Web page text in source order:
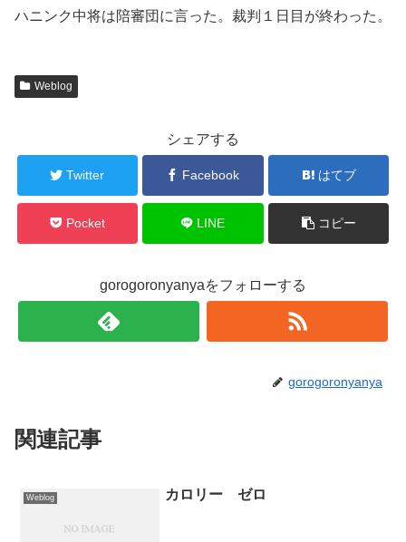
ハニンク中将は陪審団に言った。裁判１日目が終わった。
Weblog
シェアする
Twitter Facebook はてブ
Pocket LINE コピー
gorogoronyanyaをフォローする
gorogoronyanya
関連記事
Weblog カロリー ゼロ